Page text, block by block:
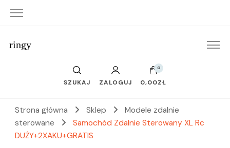
ringy
SZUKAJ ZALOGUJ
0
0,00ZŁ
Strona główna Sklep
Modele zdalnie
sterowane
Samochód Zdalnie Sterowany XL Rc
DUŻY+2XAKU+GRATIS